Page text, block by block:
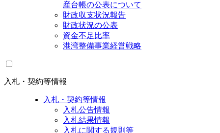
産台帳の公表について
財政収支状況報告
財政状況の公表
資金不足比率
港湾整備事業経営戦略
入札・契約等情報
入札・契約等情報
入札公告情報
入札結果情報
入札に関する規則等